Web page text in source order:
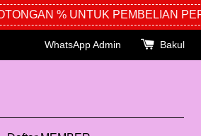
% UNTUK PEMBELIAN
WhatsApp Admin Bakul